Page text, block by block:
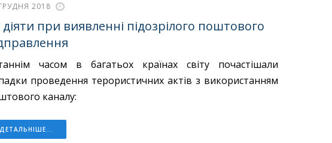
2018
при виявленні підозрілого поштового
часом в багатьох країнах світу почастішали
проведення терористичних актів з використанням
каналу:
ДЕТАЛЬНІШЕ...